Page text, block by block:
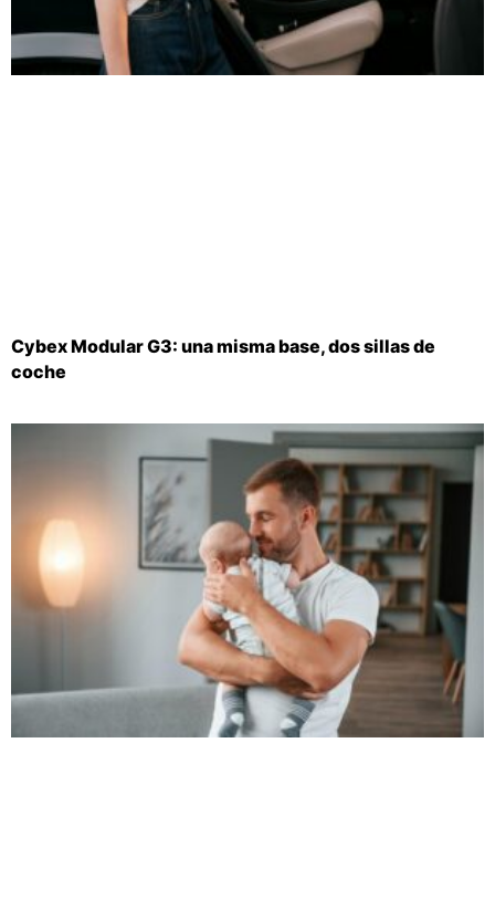
Cybex Modular G3: una misma base, dos sillas de
coche